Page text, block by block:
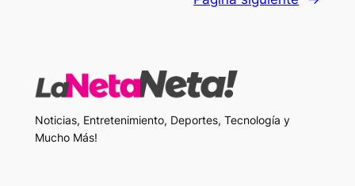
Noticias, Entretenimiento, Deportes, Tecnología y
Mucho Más!